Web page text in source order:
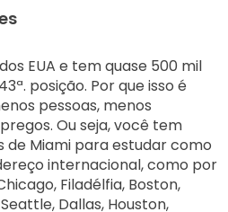
EUA e tem quase 500 mil
posição. Por que isso é
pessoas, menos
Ou seja, você tem
de Miami para estudar como
internacional, como por
Filadélfia, Boston,
Dallas, Houston,